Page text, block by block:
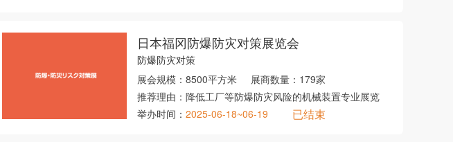
日本福冈防爆防灾对策展览会
防爆防灾对策
展会规模： 8500平方米 展商数量： 179家
推荐理由： 降低工厂等防爆防灾风险的机械装置专业展览
举办时间： 2025-06-18~06-19 已结束